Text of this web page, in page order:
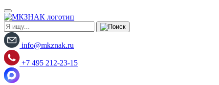
info@mkznak.ru
+7 495 212-23-15